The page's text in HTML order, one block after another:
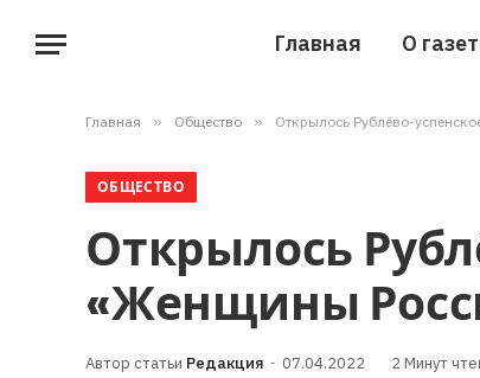
Главная О
Главная » Общество » Открылось Рублёво-
ОБЩЕСТВО
Открылось
«Женщины
Редакция 07.04.2022 2 Минут